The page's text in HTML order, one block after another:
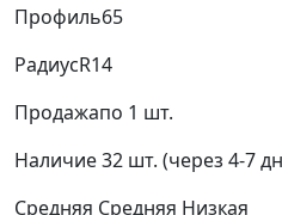
Профиль65
РадиусR14
Продажапо 1 шт.
Наличие32 шт. (через 4-7
Средняя Средняя Низкая